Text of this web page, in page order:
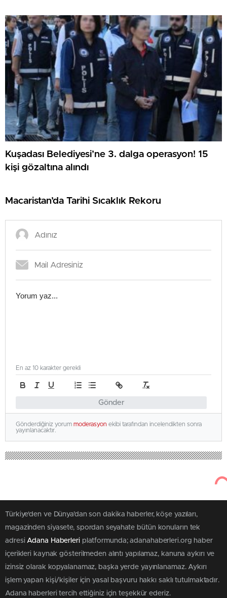
Kuşadası Belediyesi’ne 3. dalga operasyon! 15
kişi gözaltına alındı
Macaristan’da Tarihi Sıcaklık Rekoru
Gönder
En az 10 karakter gerekli
Gönderdiğiniz yorum moderasyon ekibi tarafından incelendikten sonra
yayınlanacaktır.
Türkiye'den ve Dünya’dan son dakika haberler, köşe yazıları,
magazinden siyasete, spordan seyahate bütün konuların tek
adresiAdana Haberleriplatformunda; adanahaberleri.org haber
içerikleri kaynak gösterilmeden alıntı yapılamaz, kanuna aykırı ve
izinsiz olarak kopyalanamaz, başka yerde yayınlanamaz. Aykırı
işlem yapan kişi/kişiler için yasal başvuru hakkı saklı tutulmaktadır.
Adana haberleri tercih ettiğiniz için teşekkür ederiz.